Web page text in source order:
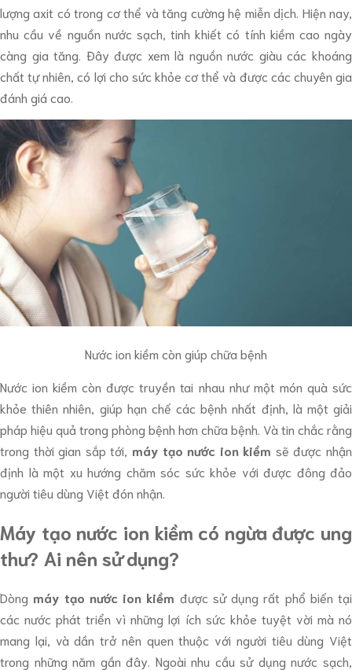
lượng axit có trong cơ thể và tăng cường hệ miễn dịch. Hiện nay,
nhu cầu về nguồn nước sạch, tinh khiết có tính kiềm cao ngày
càng gia tăng. Đây được xem là nguồn nước giàu các khoáng
chất tự nhiên, có lợi cho sức khỏe cơ thể và được các chuyên gia
đánh giá cao.
Nước ion kiềm còn giúp chữa bệnh
Nước ion kiềm còn được truyền tai nhau như một món quà sức
khỏe thiên nhiên, giúp hạn chế các bệnh nhất định, là một giải
pháp hiệu quả trong phòng bệnh hơn chữa bệnh. Và tin chắc rằng
trong thời gian sắp tới, máy tạo nước ion kiềm sẽ được nhận
định là một xu hướng chăm sóc sức khỏe với được đông đảo
người tiêu dùng Việt đón nhận.
Máy tạo nước ion kiềm có ngừa được ung
thư? Ai nên sử dụng?
Dòng máy tạo nước ion kiềm được sử dụng rất phổ biến tại
các nước phát triển vì những lợi ích sức khỏe tuyệt vời mà nó
mang lại, và dần trở nên quen thuộc với người tiêu dùng Việt
trong những năm gần đây. Ngoài nhu cầu sử dụng nước sạch,